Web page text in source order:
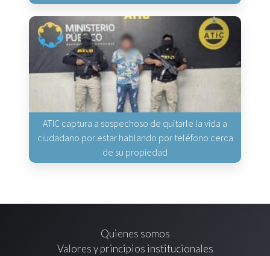
ATIC captura a sospechoso de quitarle la vida a
ciudadano por estar hablando por teléfono cerca
de su propiedad
Quienes somos
Valores y principios institucionales